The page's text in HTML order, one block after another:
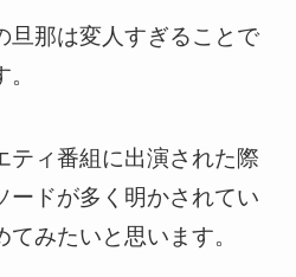
旦那は変人すぎることで
ティ番組に出演された際
ードが多く明かされてい
みたいと思います。